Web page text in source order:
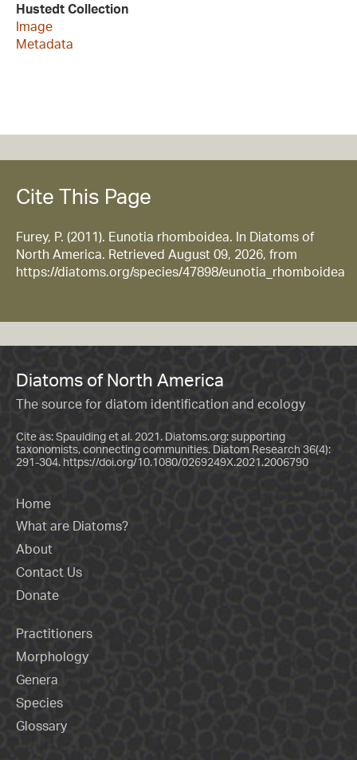
Hustedt Collection
Image
Metadata
Cite This Page
Furey, P. (2011). Eunotia rhomboidea. In Diatoms of
North America. Retrieved August 09, 2026, from
https://diatoms.org/species/47898/eunotia_rhomboidea
Diatoms of North America
The source for diatom identification and ecology
Cite as: Spaulding et al. 2021. Diatoms.org: supporting
taxonomists, connecting communities. Diatom Research 36(4):
291-304. https://doi.org/10.1080/0269249X.2021.2006790
Home
What are Diatoms?
About
Contact Us
Donate
Practitioners
Morphology
Genera
Species
Glossary